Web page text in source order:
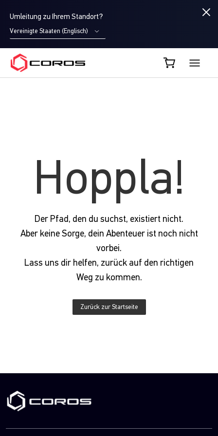
Umleitung zu Ihrem Standort?
Vereinigte Staaten (Englisch)
COROS DE
Hoppla!
Der Pfad, den du suchst, existiert nicht.
Aber keine Sorge, dein Abenteuer ist noch nicht
vorbei.
Lass uns dir helfen, zurück auf den richtigen
Weg zu kommen.
Zurück zur Startseite